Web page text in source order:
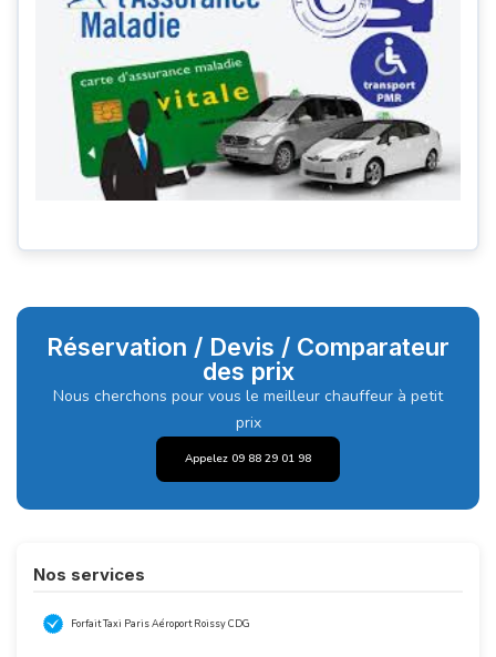
Réservation / Devis / Comparateur
des prix
Nous cherchons pour vous le meilleur chauffeur à petit
prix
Appelez 09 88 29 01 98
Nos services
Forfait Taxi Paris Aéroport Roissy CDG